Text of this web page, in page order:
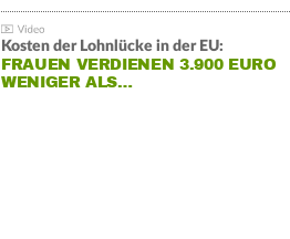
Kosten der Lohnlücke in der EU:
FRAUEN VERDIENEN 3.900 EURO
WENIGER ALS…